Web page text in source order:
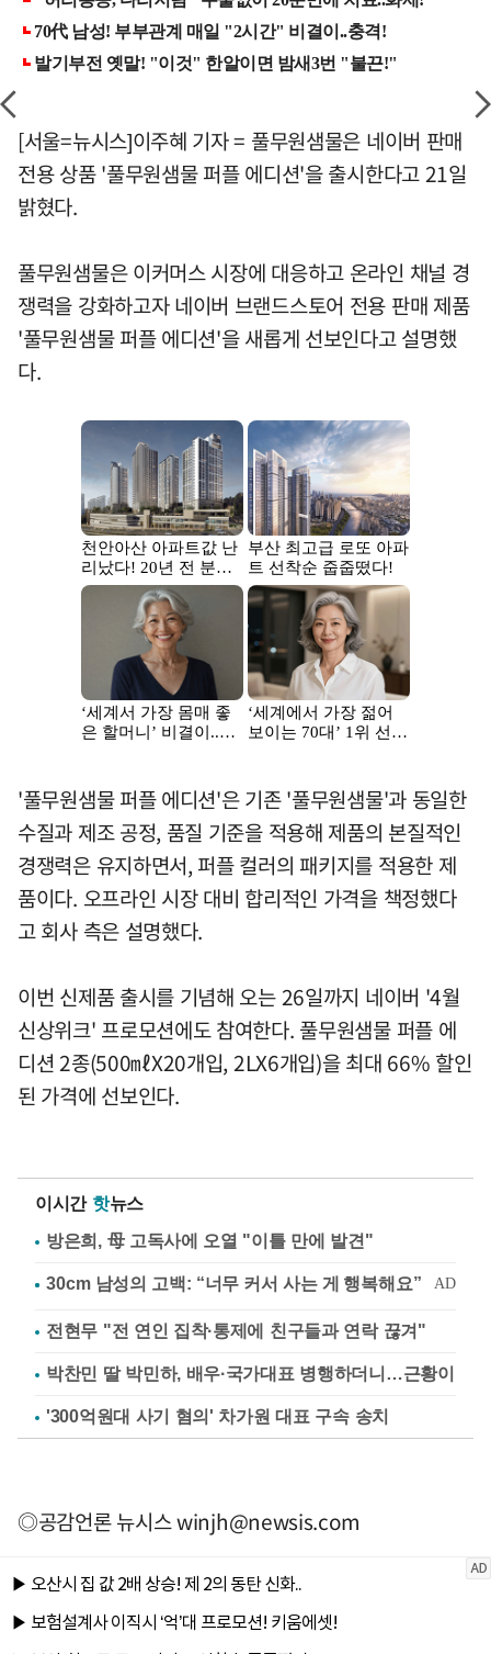
[서울=뉴시스]이주혜 기자 = 풀무원샘물은 네이버 판매
전용 상품 '풀무원샘물 퍼플 에디션'을 출시한다고 21일
밝혔다.
풀무원샘물은 이커머스 시장에 대응하고 온라인 채널 경
쟁력을 강화하고자 네이버 브랜드스토어 전용 판매 제품
'풀무원샘물 퍼플 에디션'을 새롭게 선보인다고 설명했
다.
'풀무원샘물 퍼플 에디션'은 기존 '풀무원샘물'과 동일한
수질과 제조 공정, 품질 기준을 적용해 제품의 본질적인
경쟁력은 유지하면서, 퍼플 컬러의 패키지를 적용한 제
품이다. 오프라인 시장 대비 합리적인 가격을 책정했다
고 회사 측은 설명했다.
이번 신제품 출시를 기념해 오는 26일까지 네이버 '4월
신상위크' 프로모션에도 참여한다. 풀무원샘물 퍼플 에
디션 2종(500㎖X20개입, 2LX6개입)을 최대 66% 할인
된 가격에 선보인다.
이시간 핫뉴스
방은희, 母 고독사에 오열 "이틀 만에 발견"
전현무 "전 연인 집착·통제에 친구들과 연락 끊겨"
박찬민 딸 박민하, 배우·국가대표 병행하더니…근황이
'300억원대 사기 혐의' 차가원 대표 구속 송치
◎공감언론 뉴시스winjh@newsis.com